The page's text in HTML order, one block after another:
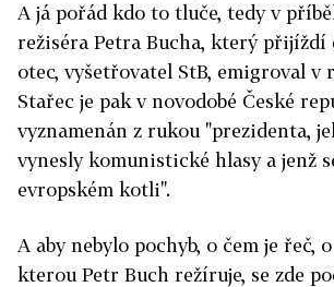
A já pořád kdo to tluče, tedy v
režiséra Petra Bucha, který přijíždí
otec, vyšetřovatel StB, emigroval v
Stařec je pak v novodobé České
vyznamenán z rukou "prezidenta,
vynesly komunistické hlasy a jenž
evropském kotli".
A aby nebylo pochyb, o čem je řeč,
kterou Petr Buch režíruje, se zde